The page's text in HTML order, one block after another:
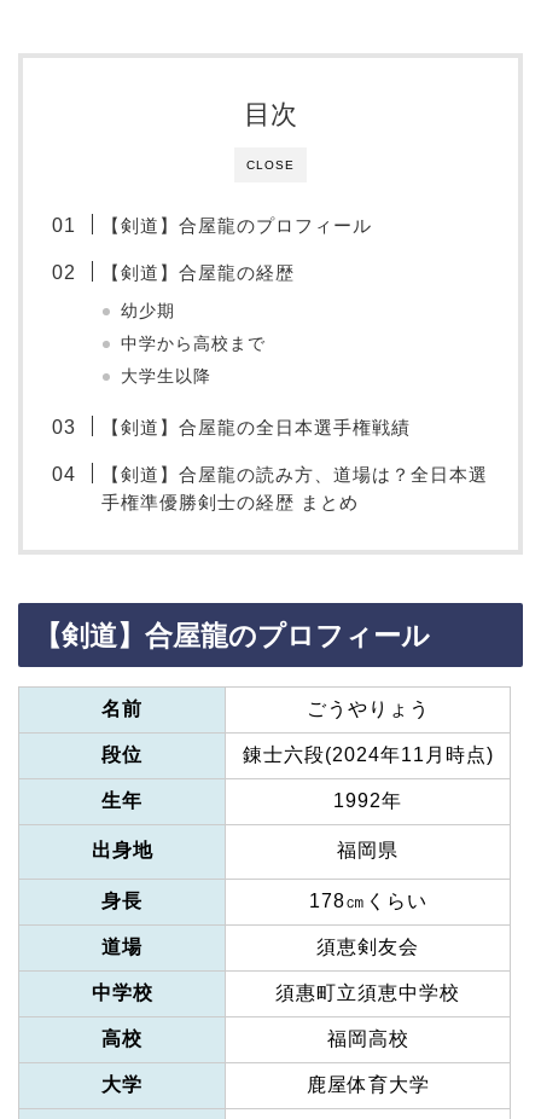
CLOSE
目次
【剣道】合屋龍のプロフィール
【剣道】合屋龍の経歴
幼少期
中学から高校まで
大学生以降
【剣道】合屋龍の全日本選手権戦績
【剣道】合屋龍の読み方、道場は？全日本選
手権準優勝剣士の経歴 まとめ
【剣道】合屋龍のプロフィール
名前 ごうやりょう
段位 錬士六段(2024年11月時点)
生年 1992年
出身地 福岡県
身長 178㎝くらい
道場 須恵剣友会
中学校 須惠町立須恵中学校
高校 福岡高校
大学 鹿屋体育大学